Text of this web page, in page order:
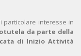
particolare interesse in
da parte della
di Inizio Attività